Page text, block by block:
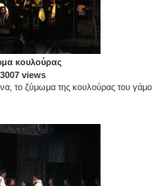
κουλούρας
views
το ζύμωμα της κουλούρας του